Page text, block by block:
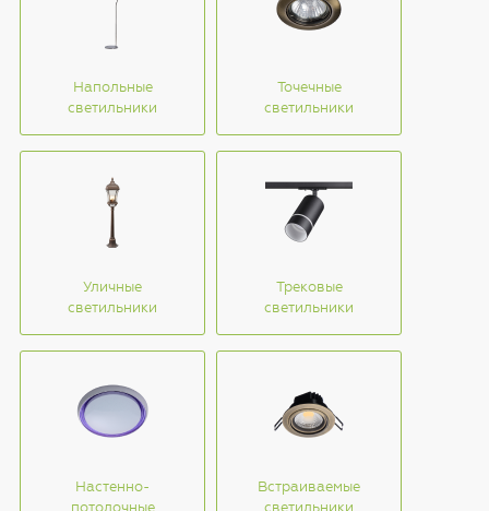
Напольные
светильники
Точечные
светильники
Уличные
светильники
Трековые
светильники
Настенно-
потолочные
Встраиваемые
светильники